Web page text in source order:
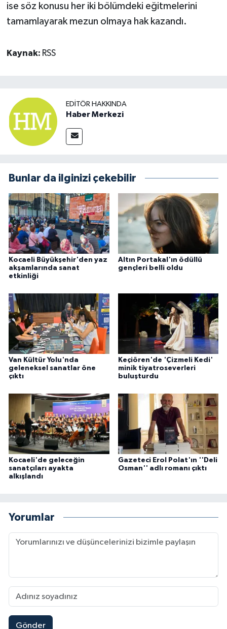
ise söz konusu her iki bölümdeki eğitmelerini
tamamlayarak mezun olmaya hak kazandı.
Kaynak: RSS
EDITÖR HAKKINDA
Haber Merkezi
Bunlar da ilginizi çekebilir
Kocaeli Büyükşehir'den yaz
akşamlarında sanat
etkinliği
Altın Portakal'ın ödüllü
gençleri belli oldu
Van Kültür Yolu'nda
geleneksel sanatlar öne
çıktı
Keçiören'de 'Çizmeli Kedi'
minik tiyatroseverleri
buluşturdu
Kocaeli'de geleceğin
sanatçıları ayakta
alkışlandı
Gazeteci Erol Polat'ın ''Deli
Osman'' adlı romanı çıktı
Yorumlar
Gönder